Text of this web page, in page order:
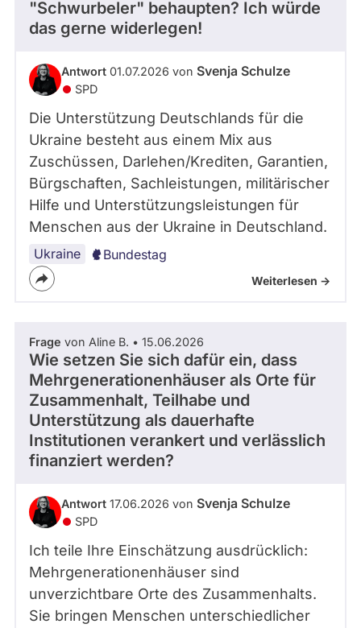
"Schwurbeler" behaupten? Ich würde
das gerne widerlegen!
Antwort 01.07.2026 von Svenja Schulze
SPD
Die Unterstützung Deutschlands für die
Ukraine besteht aus einem Mix aus
Zuschüssen, Darlehen/Krediten, Garantien,
Bürgschaften, Sachleistungen, militärischer
Hilfe und Unterstützungsleistungen für
Menschen aus der Ukraine in Deutschland.
Ukraine Bundestag
Weiterlesen ->
Frage von Aline B. • 15.06.2026
Wie setzen Sie sich dafür ein, dass
Mehrgenerationenhäuser als Orte für
Zusammenhalt, Teilhabe und
Unterstützung als dauerhafte
Institutionen verankert und verlässlich
finanziert werden?
Antwort 17.06.2026 von Svenja Schulze
SPD
Ich teile Ihre Einschätzung ausdrücklich:
Mehrgenerationenhäuser sind
unverzichtbare Orte des Zusammenhalts.
Sie bringen Menschen unterschiedlicher